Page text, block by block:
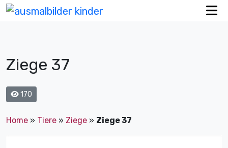
Ziege 37
170
Home » Tiere » Ziege » Ziege 37